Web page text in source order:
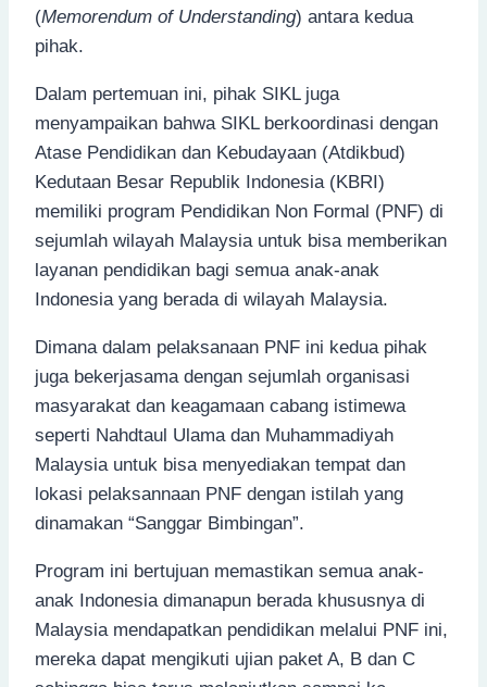
(Memorendum of Understanding) antara kedua
pihak.
Dalam pertemuan ini, pihak SIKL juga
menyampaikan bahwa SIKL berkoordinasi dengan
Atase Pendidikan dan Kebudayaan (Atdikbud)
Kedutaan Besar Republik Indonesia (KBRI)
memiliki program Pendidikan Non Formal (PNF) di
sejumlah wilayah Malaysia untuk bisa memberikan
layanan pendidikan bagi semua anak-anak
Indonesia yang berada di wilayah Malaysia.
Dimana dalam pelaksanaan PNF ini kedua pihak
juga bekerjasama dengan sejumlah organisasi
masyarakat dan keagamaan cabang istimewa
seperti Nahdtaul Ulama dan Muhammadiyah
Malaysia untuk bisa menyediakan tempat dan
lokasi pelaksannaan PNF dengan istilah yang
dinamakan “Sanggar Bimbingan”.
Program ini bertujuan memastikan semua anak-
anak Indonesia dimanapun berada khususnya di
Malaysia mendapatkan pendidikan melalui PNF ini,
mereka dapat mengikuti ujian paket A, B dan C